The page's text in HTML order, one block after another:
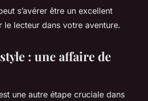
s’avérer être un excellent
le lecteur dans votre aventure.
: une affaire de
une autre étape cruciale dans